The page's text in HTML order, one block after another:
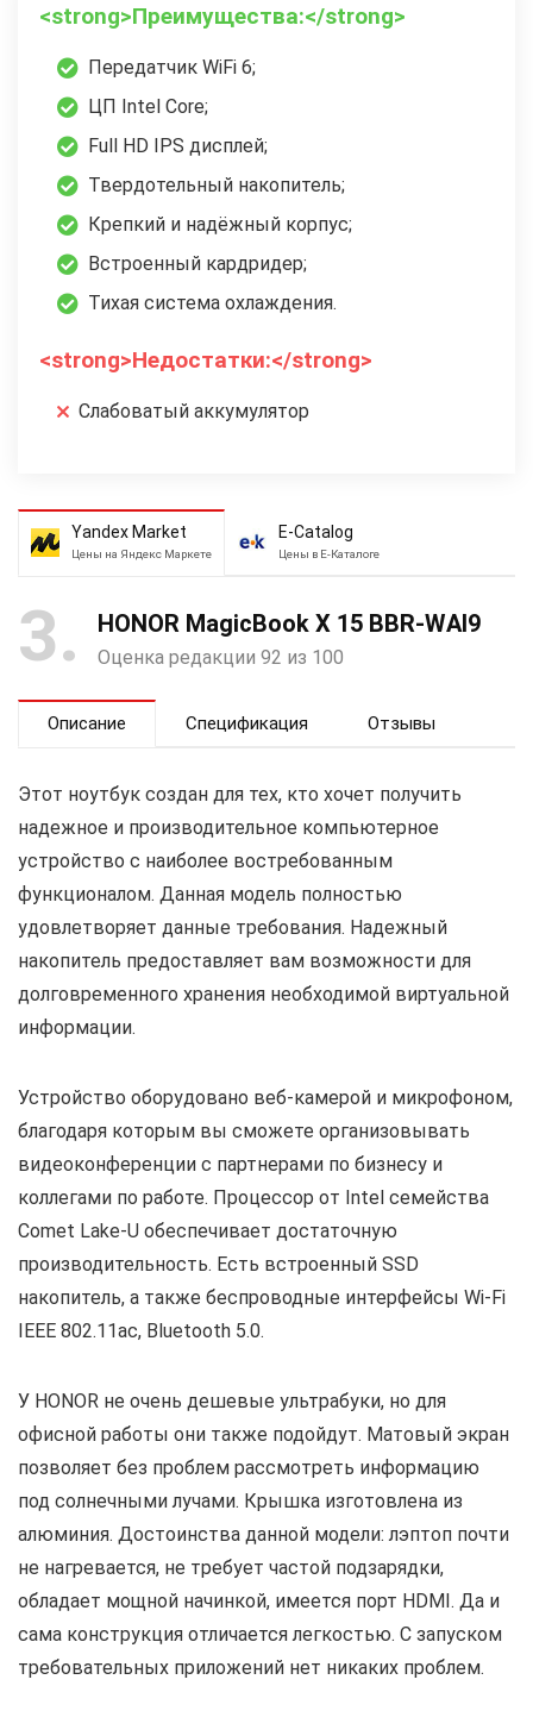
<strong>Преимущества:</strong>
Передатчик WiFi 6;
ЦП Intel Core;
Full HD IPS дисплей;
Твердотельный накопитель;
Крепкий и надёжный корпус;
Встроенный кардридер;
Тихая система охлаждения.
<strong>Недостатки:</strong>
Слабоватый аккумулятор
Yandex Market
Цены на Яндекс Маркете
E-Catalog
Цены в Е-Каталоге
3 HONOR MagicBook X 15 BBR-WAI9
Оценка редакции 92 из 100
Описание Спецификация Отзывы
Этот ноутбук создан для тех, кто хочет получить
надежное и производительное компьютерное
устройство с наиболее востребованным
функционалом. Данная модель полностью
удовлетворяет данные требования. Надежный
накопитель предоставляет вам возможности для
долговременного хранения необходимой виртуальной
информации.
Устройство оборудовано веб-камерой и микрофоном,
благодаря которым вы сможете организовывать
видеоконференции с партнерами по бизнесу и
коллегами по работе. Процессор от Intel семейства
Comet Lake-U обеспечивает достаточную
производительность. Есть встроенный SSD
накопитель, а также беспроводные интерфейсы Wi-Fi
IEEE 802.11ac, Bluetooth 5.0.
У HONOR не очень дешевые ультрабуки, но для
офисной работы они также подойдут. Матовый экран
позволяет без проблем рассмотреть информацию
под солнечными лучами. Крышка изготовлена из
алюминия. Достоинства данной модели: лэптоп почти
не нагревается, не требует частой подзарядки,
обладает мощной начинкой, имеется порт HDMI. Да и
сама конструкция отличается легкостью. С запуском
требовательных приложений нет никаких проблем.